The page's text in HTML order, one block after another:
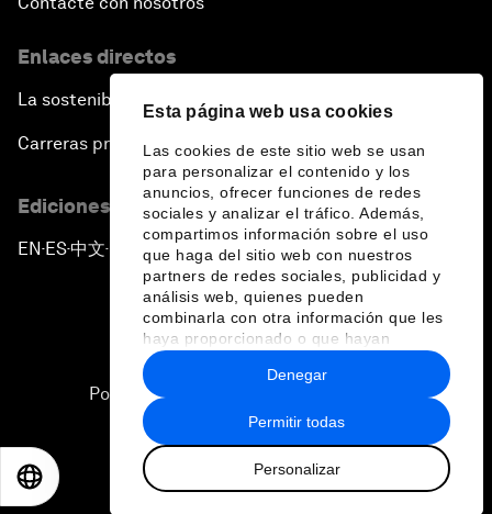
Esta página web usa cookies
Las cookies de este sitio web se usan
para personalizar el contenido y los
anuncios, ofrecer funciones de redes
sociales y analizar el tráfico. Además,
compartimos información sobre el uso
que haga del sitio web con nuestros
partners de redes sociales, publicidad y
análisis web, quienes pueden
combinarla con otra información que les
haya proporcionado o que hayan
recopilado a partir del uso que haya
hecho de sus servicios.
Permitir todas
Personalizar
Denegar
Enlaces directos
La sostenibilidad en el Foro
Carreras profesionales
Ediciones en otros idiomas
EN ▪ ES▪中文▪ 日本語
Política de privacidad y normas de uso
2026 Foro Económico Mundial